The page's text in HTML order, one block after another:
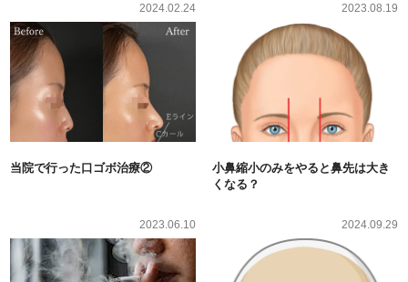
2024.02.24
当院で行った口ゴボ治療②
2023.08.19
小鼻縮小のみをやると鼻先は大き
くなる？
2023.06.10 2024.09.29